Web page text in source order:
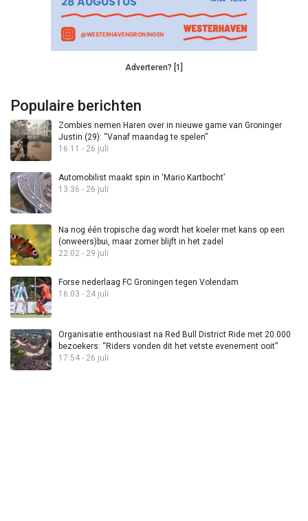
Adverteren? [1]
Populaire berichten
Zombies nemen Haren over in nieuwe game van Groninger
Justin (29): “Vanaf maandag te spelen”
16:11 - 26 juli
Automobilist maakt spin in ‘Mario Kartbocht’
13:36 - 26 juli
Na nog één tropische dag wordt het koeler met kans op een
(onweers)bui, maar zomer blijft in het zadel
22:02 - 29 juli
Forse nederlaag FC Groningen tegen Volendam
16:03 - 24 juli
Organisatie enthousiast na Red Bull District Ride met 20.000
bezoekers: “Riders vonden dit het vetste evenement ooit”
17:54 - 26 juli